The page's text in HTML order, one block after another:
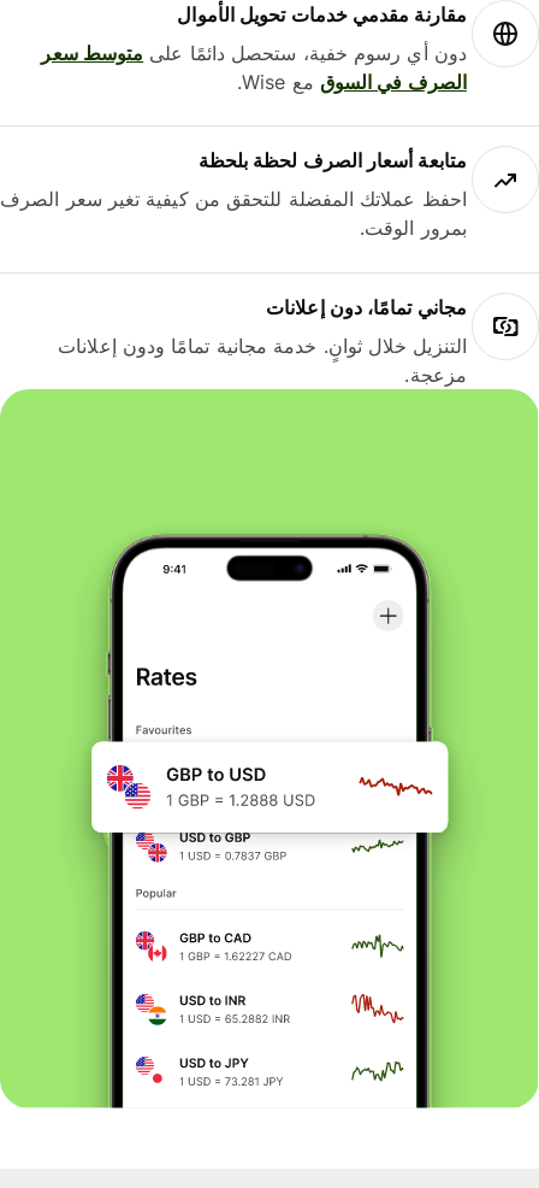
مقارنة مقدمي خدمات تحويل الأموال
دون أي رسوم خفية، ستحصل دائمًا علىمتوسط ​​سعر
الصرف في السوقمع Wise.
متابعة أسعار الصرف لحظة بلحظة
احفظ عملاتك المفضلة للتحقق من كيفية تغير سعر الصرف
بمرور الوقت.
مجاني تمامًا، دون إعلانات
التنزيل خلال ثوانٍ. خدمة مجانية تمامًا ودون إعلانات
مزعجة.